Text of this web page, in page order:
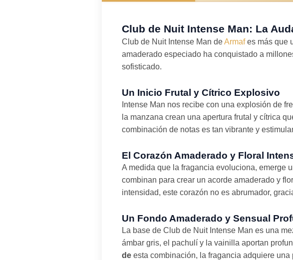
Club de Nuit Intense Man: La
Club de Nuit Intense Man deArmafes más que
amaderado especiado ha conquistado a
sofisticado.
Un Inicio Frutal y Cítrico Explosivo
Intense Man nos recibe con una explosión de
la manzana crean una apertura frutal y cítrica
combinación de notas es tan vibrante y
El Corazón Amaderado y Floral
A medida que la fragancia evoluciona, emerge
combinan para crear un acorde amaderado y
intensidad, este corazón no es abrumador,
Un Fondo Amaderado y Sensual
La base de Club de Nuit Intense Man es una
ámbar gris, el pachulí y la vainilla aportan
de esta combinación, la fragancia adquiere